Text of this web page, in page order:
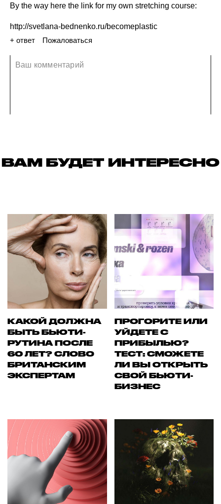
By the way here the link for my own stretching course:
http://svetlana-bednenko.ru/becomeplastic
+ ответ
Пожаловаться
ВАМ БУДЕТ ИНТЕРЕСНО
КАКОЙ ДОЛЖНА
БЫТЬ БЬЮТИ-
РУТИНА ПОСЛЕ
60 ЛЕТ? СЛОВО
БРИТАНСКИМ
ЭКСПЕРТАМ
ПРОГОРИТЕ ИЛИ
УЙДЕТЕ С
ПРИБЫЛЬЮ?
ТЕСТ: СМОЖЕТЕ
ЛИ ВЫ ОТКРЫТЬ
СВОЙ БЬЮТИ-
БИЗНЕС